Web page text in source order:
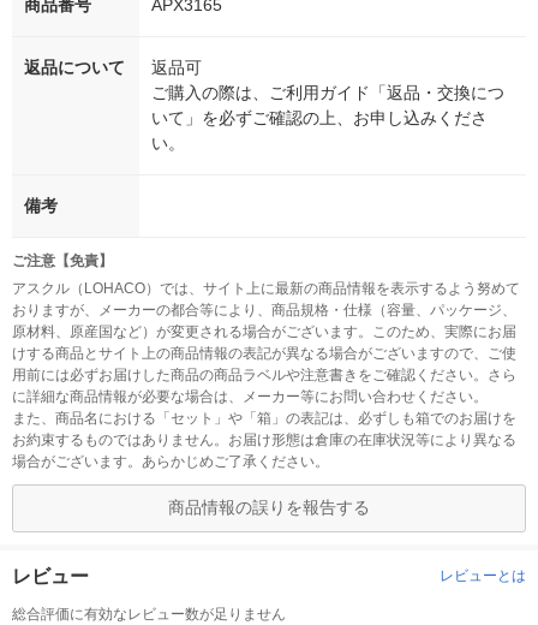
商品番号 APX3165
返品について
返品可
ご購入の際は、ご利用ガイド「返品・交換につ
いて」を必ずご確認の上、お申し込みくださ
い。
備考
ご注意【免責】
アスクル（LOHACO）では、サイト上に最新の商品情報を表示するよう努めて
おりますが、メーカーの都合等により、商品規格・仕様（容量、パッケージ、
原材料、原産国など）が変更される場合がございます。このため、実際にお届
けする商品とサイト上の商品情報の表記が異なる場合がございますので、ご使
用前には必ずお届けした商品の商品ラベルや注意書きをご確認ください。さら
に詳細な商品情報が必要な場合は、メーカー等にお問い合わせください。
また、商品名における「セット」や「箱」の表記は、必ずしも箱でのお届けを
お約束するものではありません。お届け形態は倉庫の在庫状況等により異なる
場合がございます。あらかじめご了承ください。
商品情報の誤りを報告する
レビュー レビューとは
総合評価に有効なレビュー数が足りません